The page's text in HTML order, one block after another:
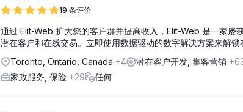
19 条评价
通过 Elit-Web 扩大您的客户群并提高收入，Elit-Web 是一家屡
潜在客户和在线交易。立即使用数据驱动的数字解决方案来解锁
Toronto, Ontario, Canada +4 潜在客户开发, 集客营销
家政服务, 保险 +29 任何